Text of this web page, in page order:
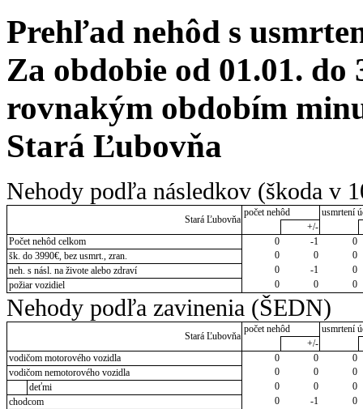
Prehľad nehôd s
Za obdobie od 01.01. do
rovnakým obdobím
Stará Ľubovňa
Nehody podľa následkov (škoda v
Stará Ľubovňa
počet nehôd
usmrtení
+/-
Počet nehôd celkom
0 -1
0
šk. do 3990€, bez usmrt., zran.
0 0
0
neh. s násl. na živote alebo zdraví
0 -1
0
požiar vozidiel
0 0 0
Nehody podľa zavinenia (ŠEDN)
Stará Ľubovňa
počet nehôd
usmrtení
+/-
vodičom motorového vozidla
0 0
0
vodičom nemotorového vozidla
0 0
0
deťmi
0 0
0
chodcom
0 -1
0